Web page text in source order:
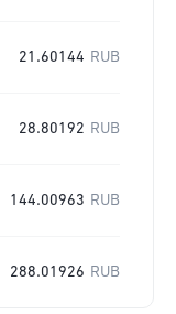
21.60144 RUB
28.80192 RUB
144.00963 RUB
288.01926 RUB